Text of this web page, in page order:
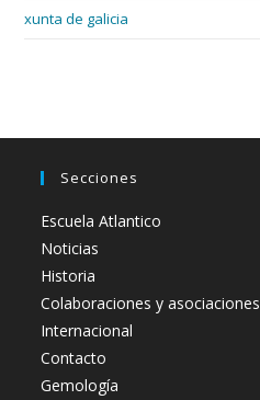
xunta de galicia
Secciones
Escuela Atlantico
Noticias
Historia
Colaboraciones y asociaciones
Internacional
Contacto
Gemología